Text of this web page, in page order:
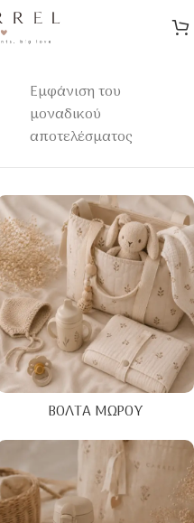
Εμφάνιση του
μοναδικού
αποτελέσματος
ΒΌΛΤΑ ΜΩΡΟΎ